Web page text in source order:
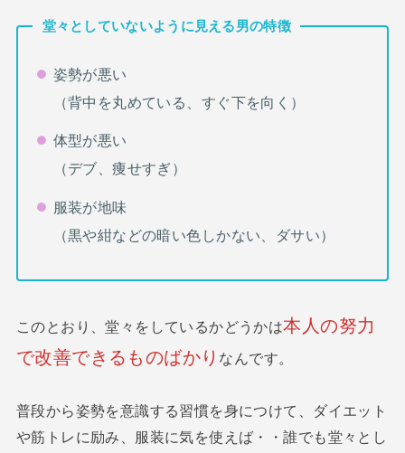
堂々としていないように見える男の特徴
姿勢が悪い
（背中を丸めている、すぐ下を向く）
体型が悪い
（デブ、痩せすぎ）
服装が地味
（黒や紺などの暗い色しかない、ダサい）
このとおり、堂々をしているかどうかは本人の努力
で改善できるものばかり なんです。
普段から姿勢を意識する習慣を身につけて、ダイエット
や筋トレに励み、服装に気を使えば・・誰でも堂々とし